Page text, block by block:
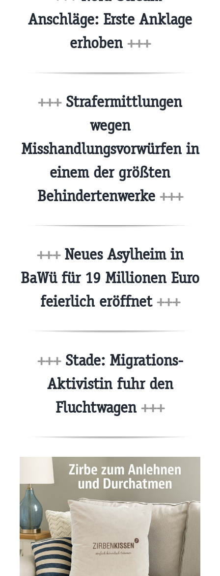
Anschläge: Erste Anklage
erhoben +++
+++Strafermittlungen
wegen
Misshandlungsvorwürfen in
einem der größten
Behindertenwerke +++
+++Neues Asylheim in
BaWü für 19 Millionen Euro
feierlich eröffnet +++
+++ Stade: Migrations-
Aktivistin fuhr den
Fluchtwagen +++